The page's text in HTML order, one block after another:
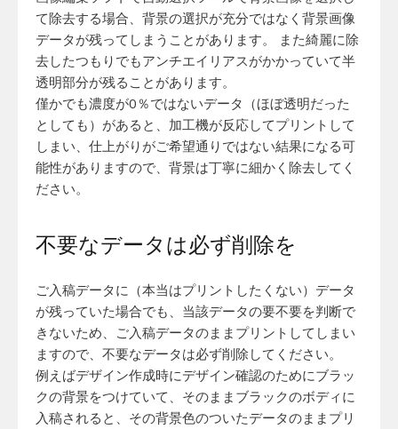
て除去する場合、背景の選択が充分ではなく背景画像
データが残ってしまうことがあります。 また綺麗に除
去したつもりでもアンチエイリアスがかかっていて半
透明部分が残ることがあります。
僅かでも濃度が0％ではないデータ（ほぼ透明だった
としても）があると、加工機が反応してプリントして
しまい、仕上がりがご希望通りではない結果になる可
能性がありますので、背景は丁寧に細かく除去してく
ださい。
不要なデータは必ず削除を
ご入稿データに（本当はプリントしたくない）データ
が残っていた場合でも、当該データの要不要を判断で
きないため、ご入稿データのままプリントしてしまい
ますので、不要なデータは必ず削除してください。
例えばデザイン作成時にデザイン確認のためにブラッ
クの背景をつけていて、そのままブラックのボディに
入稿されると、その背景色のついたデータのままプリ